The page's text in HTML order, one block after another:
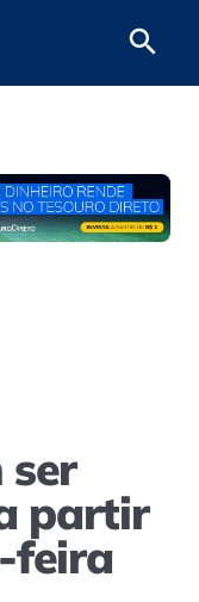
ser
partir
feira